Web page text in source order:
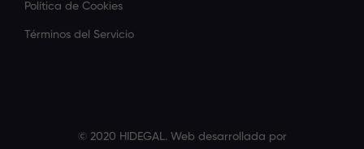
Política de Cookies
Términos del Servicio
© 2020 HIDEGAL. Web desarrollada por